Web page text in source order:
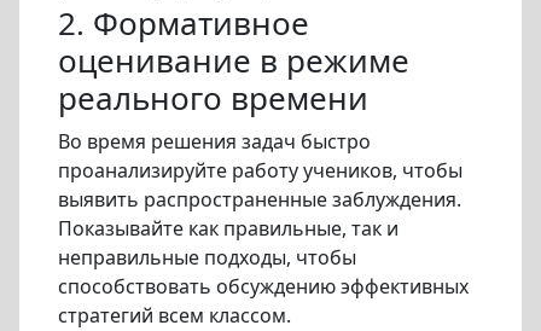
2. Формативное
оценивание в режиме
реального времени
Во время решения задач быстро
проанализируйте работу учеников, чтобы
выявить распространенные заблуждения.
Показывайте как правильные, так и
неправильные подходы, чтобы
способствовать обсуждению эффективных
стратегий всем классом.